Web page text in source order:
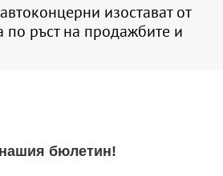
изостават от
по ръст на продажбите и